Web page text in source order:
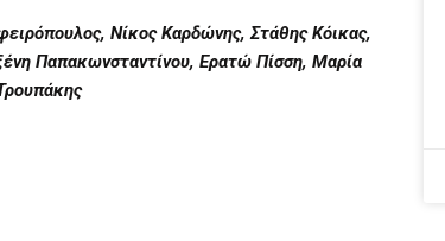
Νίκος Καρδώνης, Στάθης Κόικας,
Παπακωνσταντίνου, Ερατώ Πίσση, Μαρία